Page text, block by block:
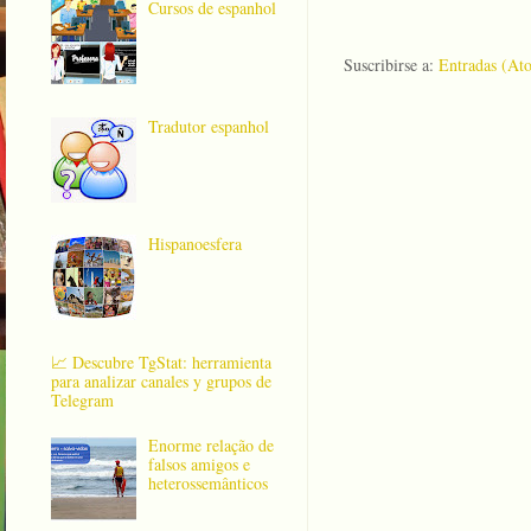
Suscribirse a: Entradas
Cursos de espanhol
Tradutor espanhol
Hispanoesfera
📈 Descubre TgStat: herramienta
para analizar canales y grupos de
Telegram
Enorme relação de
falsos amigos e
heterossemânticos